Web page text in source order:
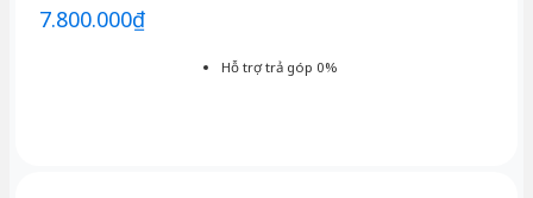
Hỗ trợ trả góp 0%
7.800.000₫